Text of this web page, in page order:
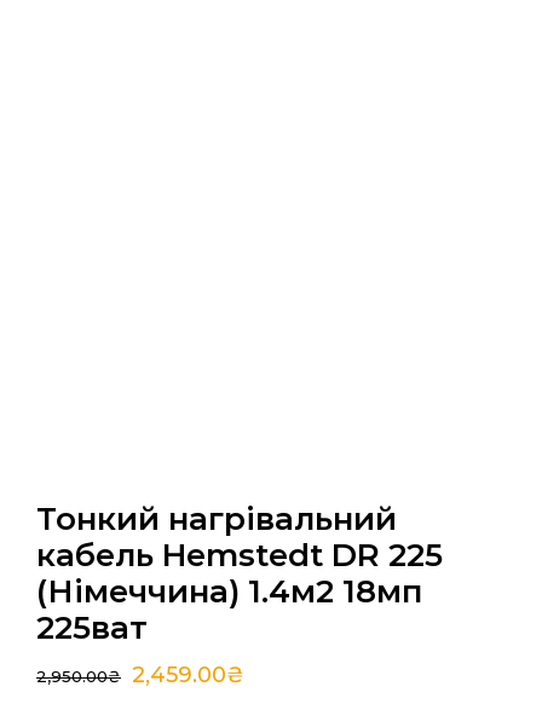
Тонкий нагрівальний
кабель Hemstedt DR 225
(Німеччина) 1.4м2 18мп
225ват
2,950.00₴ 2,459.00₴